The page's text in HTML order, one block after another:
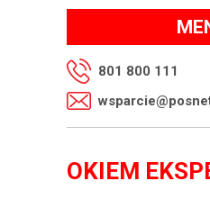
801 800 111
OKIEM